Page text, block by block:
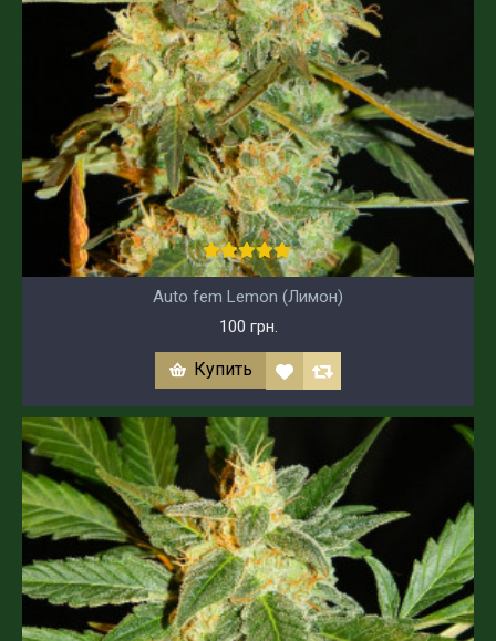
Auto fem Lemon (Лимон)
100 грн.
Купить